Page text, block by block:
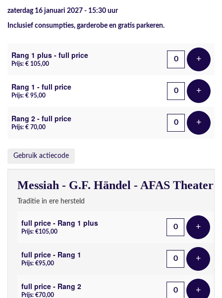
zaterdag 16 januari 2027 - 15:30 uur
Inclusief consumpties, garderobe en gratis parkeren.
Rang 1 plus - full price
Prijs: € 105,00 +Voeg
Rang 1 - full price
Prijs: € 95,00 +Voeg
Rang 2 - full price
Prijs: € 70,00 +Voeg
Gebruik actiecode
Messiah - G.F. Händel - AFAS Theater
Traditie in ere hersteld
full price - Rang 1 plus
Prijs: €105,00 +Voeg
full price - Rang 1
Prijs: €95,00 +Voeg
full price - Rang 2
Prijs: €70,00 +Voeg